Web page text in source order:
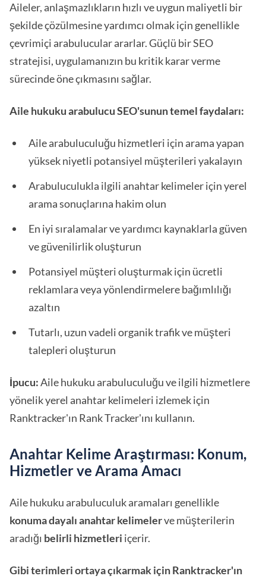
Aileler, anlaşmazlıkların hızlı ve uygun maliyetli bir
şekilde çözülmesine yardımcı olmak için genellikle
çevrimiçi arabulucular ararlar. Güçlü bir SEO
stratejisi, uygulamanızın bu kritik karar verme
sürecinde öne çıkmasını sağlar.
Aile hukuku arabulucu SEO'sunun temel faydaları:
Aile arabuluculuğu hizmetleri için arama yapan
yüksek niyetli potansiyel müşterileri yakalayın
Arabuluculukla ilgili anahtar kelimeler için yerel
arama sonuçlarına hakim olun
En iyi sıralamalar ve yardımcı kaynaklarla güven
ve güvenilirlik oluşturun
Potansiyel müşteri oluşturmak için ücretli
reklamlara veya yönlendirmelere bağımlılığı
azaltın
Tutarlı, uzun vadeli organik trafik ve müşteri
talepleri oluşturun
İpucu:Aile hukuku arabuluculuğu ve ilgili hizmetlere
yönelik yerel anahtar kelimeleri izlemek için
Ranktracker'ın Rank Tracker'ını kullanın.
Anahtar Kelime Araştırması: Konum,
Hizmetler ve Arama Amacı
Aile hukuku arabuluculuk aramaları genellikle
konuma dayalı anahtar kelimelerve müşterilerin
aradığı belirli hizmetleri içerir.
Gibi terimleri ortaya çıkarmak için Ranktracker'ın